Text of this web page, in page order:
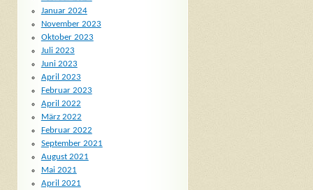
Januar 2024
November 2023
Oktober 2023
Juli 2023
Juni 2023
April 2023
Februar 2023
April 2022
März 2022
Februar 2022
September 2021
August 2021
Mai 2021
April 2021